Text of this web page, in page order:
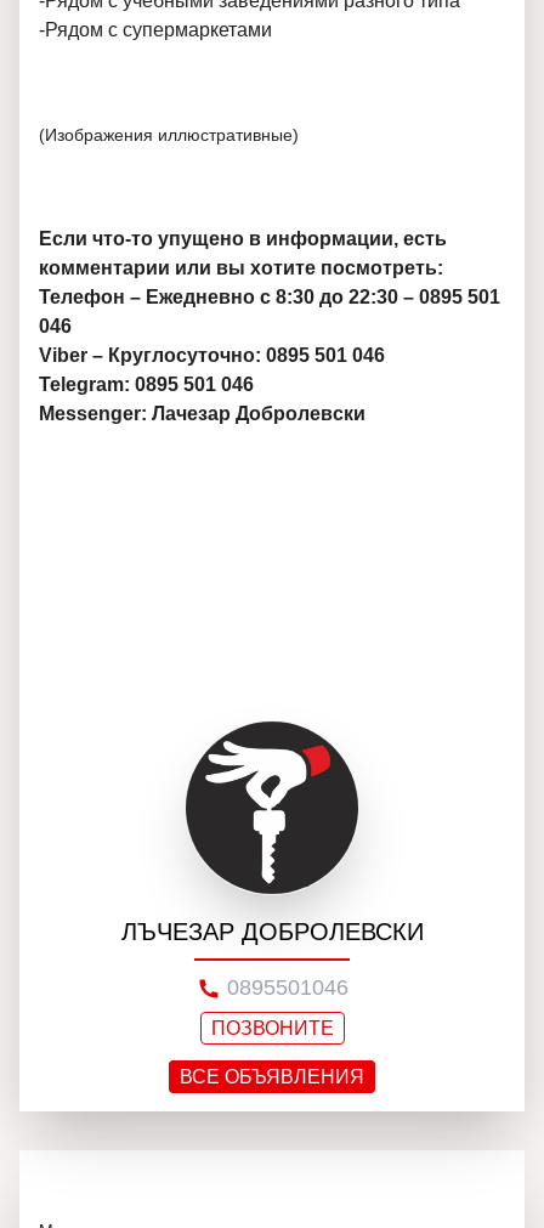
-Рядом с супермаркетами
(Изображения иллюстративные)
Если что-то упущено в информации, есть
комментарии или вы хотите посмотреть:
Телефон – Ежедневно с 8:30 до 22:30 – 0895 501
046
Viber – Круглосуточно: 0895 501 046
Telegram: 0895 501 046
Messenger: Лачезар Добролевски
ЛЪЧЕЗАР ДОБРОЛЕВСКИ
0895501046
ПОЗВОНИТЕ
ВСЕ ОБЪЯВЛЕНИЯ